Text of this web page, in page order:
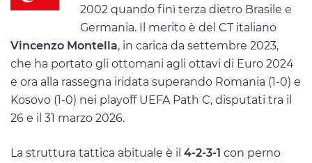
2002 quando finì terza dietro Brasile e
Germania. Il merito è del CT italiano
Vincenzo Montella, in carica da settembre 2023,
che ha portato gli ottomani agli ottavi di Euro 2024
e ora alla rassegna iridata superando Romania (1-0) e
Kosovo (1-0) nei playoff UEFA Path C, disputati tra il
26 e il 31 marzo 2026.
La struttura tattica abituale è il 4-2-3-1 con perno